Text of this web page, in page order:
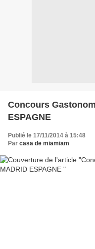
Concours
ESPAGNE
Publié le 17/11/2014 à 15:48
Par casa de miamiam